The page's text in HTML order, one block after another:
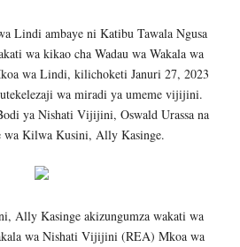
Lindi ambaye ni Katibu Tawala Ngusa
wa kikao cha Wadau wa Wakala wa
wa Lindi, kilichoketi Januri 27, 2023
wa miradi ya umeme vijijini.
ya Nishati Vijijini, Oswald Urassa na
wa Kilwa Kusini, Ally Kasinge.
Ally Kasinge akizungumza wakati wa
wa Nishati Vijijini (REA) Mkoa wa